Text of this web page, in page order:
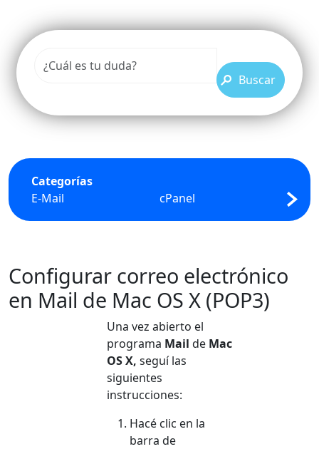
Buscar
Categorías
E-Mail
cPanel FTP
Configurar correo electrónico
en Mail de Mac OS X (POP3)
Una vez abierto el
programa Mail de Mac
OS X, seguí las
siguientes
instrucciones:
Hacé clic en la
barra de